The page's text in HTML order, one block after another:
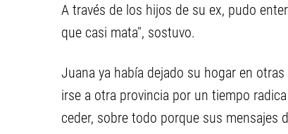
A través de los hijos de su ex, pudo
que casi mata", sostuvo.
Juana ya había dejado su hogar en
irse a otra provincia por un tiempo
ceder, sobre todo porque sus mensajes